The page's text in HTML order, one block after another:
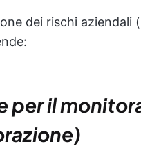
dei rischi aziendali
per il